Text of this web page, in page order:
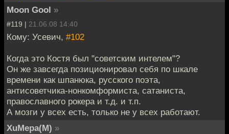
Moon Gool »
#119 | 21.06.08 14:40
Кому: Усевич, #102
Когда это Костя был "советским интелем"?
Он же завсегда позиционировал себя по шкале
времени как шпанюка, русского поэта,
антисоветчика-нонкомформиста, сатаниста,
православного рокера и т.д. и т.п.
А мозги у всех есть, только не у всех работают.
XuMepa(M) »